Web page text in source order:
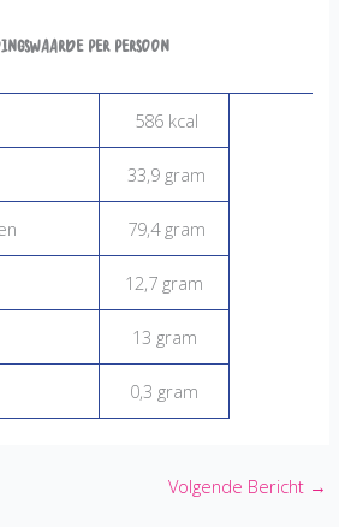
per persoon
586 kcal
33,9 gram
79,4 gram
12,7 gram
13 gram
0,3 gram
Volgende Bericht →